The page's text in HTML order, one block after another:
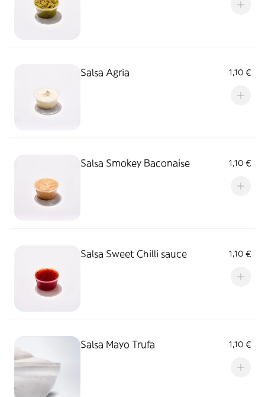
Salsa Agria 1,10 €
Salsa Smokey Baconaise 1,10 €
Salsa Sweet Chilli sauce 1,10 €
Salsa Mayo Trufa 1,10 €